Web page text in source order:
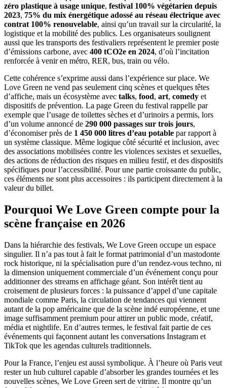
zéro plastique à usage unique, festival 100% végétarien depuis
2023, 75% du mix énergétique adossé au réseau électrique avec
contrat 100% renouvelable, ainsi qu’un travail sur la circularité, la
logistique et la mobilité des publics. Les organisateurs soulignent
aussi que les transports des festivaliers représentent le premier poste
d’émissions carbone, avec 400 tCO2e en 2024, d’où l’incitation
renforcée à venir en métro, RER, bus, train ou vélo.
Cette cohérence s’exprime aussi dans l’expérience sur place. We
Love Green ne vend pas seulement cinq scènes et quelques têtes
d’affiche, mais un écosystème avec talks, food, art, comedy et
dispositifs de prévention. La page Green du festival rappelle par
exemple que l’usage de toilettes sèches et d’urinoirs a permis, lors
d’un volume annoncé de 290 000 passages sur trois jours,
d’économiser près de 1 450 000 litres d’eau potable par rapport à
un système classique. Même logique côté sécurité et inclusion, avec
des associations mobilisées contre les violences sexistes et sexuelles,
des actions de réduction des risques en milieu festif, et des dispositifs
spécifiques pour l’accessibilité. Pour une partie croissante du public,
ces éléments ne sont plus accessoires : ils participent directement à la
valeur du billet.
Pourquoi We Love Green compte pour la
scène française en 2026
Dans la hiérarchie des festivals, We Love Green occupe un espace
singulier. Il n’a pas tout à fait le format patrimonial d’un mastodonte
rock historique, ni la spécialisation pure d’un rendez-vous techno, ni
la dimension uniquement commerciale d’un événement conçu pour
additionner des streams en affichage géant. Son intérêt tient au
croisement de plusieurs forces : la puissance d’appel d’une capitale
mondiale comme Paris, la circulation de tendances qui viennent
autant de la pop américaine que de la scène indé européenne, et une
image suffisamment premium pour attirer un public mode, créatif,
média et nightlife. En d’autres termes, le festival fait partie de ces
événements qui façonnent autant les conversations Instagram et
TikTok que les agendas culturels traditionnels.
Pour la France, l’enjeu est aussi symbolique. À l’heure où Paris veut
rester un hub culturel capable d’absorber les grandes tournées et les
nouvelles scènes, We Love Green sert de vitrine. Il montre qu’un